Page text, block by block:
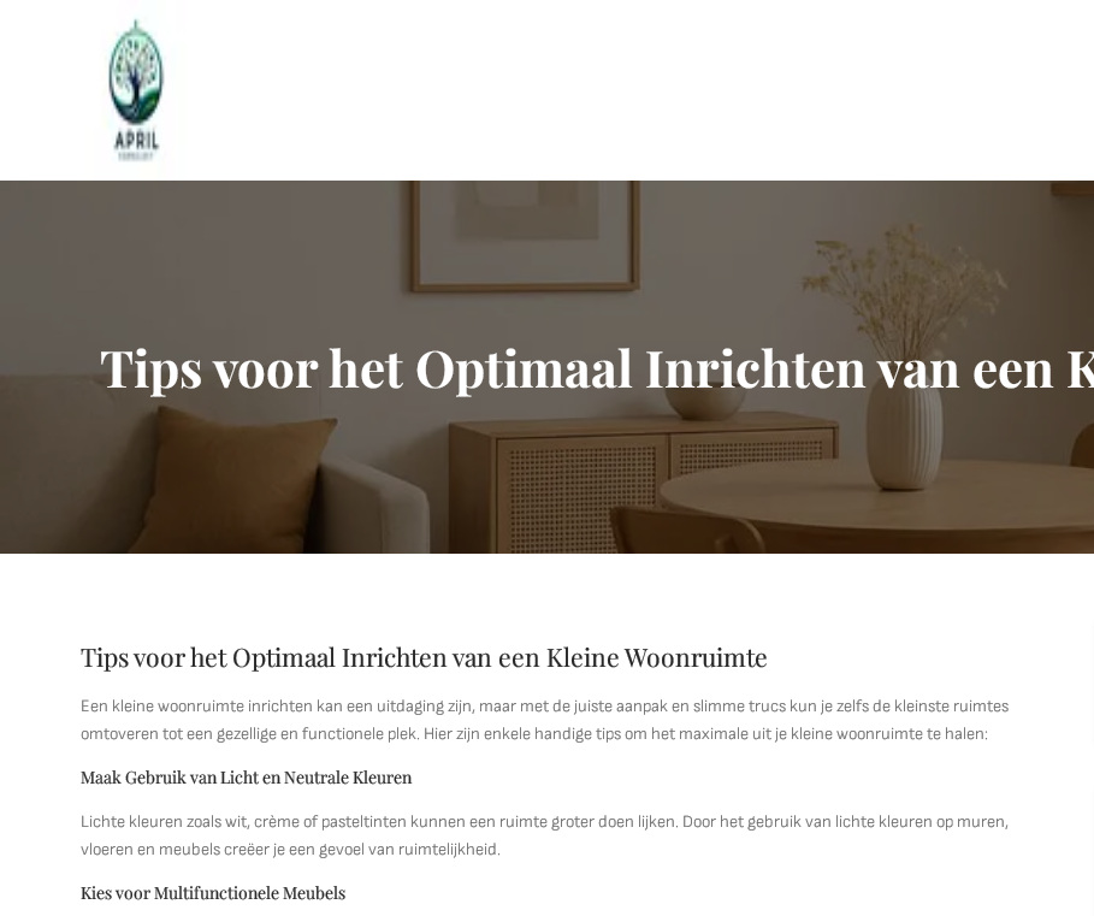
Tips voor het Optimaal Inrichten van een
Tips voor het Optimaal Inrichten van een Kleine Woonruimte
Een kleine woonruimte inrichten kan een uitdaging zijn, maar met de juiste aanpak en slimme trucs kun je zelfs de kleinste ruimtes
omtoveren tot een gezellige en functionele plek. Hier zijn enkele handige tips om het maximale uit je kleine woonruimte te halen:
Maak Gebruik van Licht en Neutrale Kleuren
Lichte kleuren zoals wit, crème of pasteltinten kunnen een ruimte groter doen lijken. Door het gebruik van lichte kleuren op muren,
vloeren en meubels creëer je een gevoel van ruimtelijkheid.
Kies voor Multifunctionele Meubels